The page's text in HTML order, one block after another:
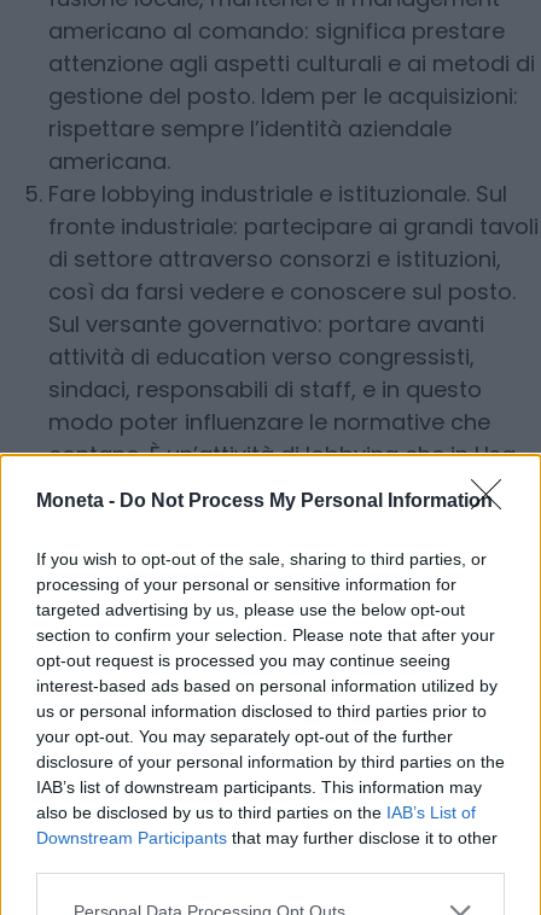
Moneta - Do Not Process My Personal Information
If you wish to opt-out of the sale, sharing to third parties, or
processing of your personal or sensitive information for
targeted advertising by us, please use the below opt-out
section to confirm your selection. Please note that after your
opt-out request is processed you may continue seeing
interest-based ads based on personal information utilized by
us or personal information disclosed to third parties prior to
your opt-out. You may separately opt-out of the further
disclosure of your personal information by third parties on the
IAB’s list of downstream participants. This information may
also be disclosed by us to third parties on the IAB’s List of
Downstream Participants that may further disclose it to other
Personal Data Processing Opt Outs
americano al comando: significa prestare
attenzione agli aspetti culturali e ai metodi di
gestione del posto. Idem per le acquisizioni:
rispettare sempre l’identità aziendale
americana.
Fare lobbying industriale e istituzionale. Sul
fronte industriale: partecipare ai grandi tavoli
di settore attraverso consorzi e istituzioni,
così da farsi vedere e conoscere sul posto.
Sul versante governativo: portare avanti
attività di education verso congressisti,
sindaci, responsabili di staff, e in questo
modo poter influenzare le normative che
contano. È un’attività di lobbying che in Usa
ha una storia antica e nobile, che richiede
grande preparazione e costanza.
Integrarsi nella vita americana. «Iscriversi
sempre alle associazioni di categoria –
raccomanda Marcenaro – e partecipare ai
loro eventi: è lì che si fa il business».
Fondamentale anche il rapporto con le
università e i centri di ricerca, tipicamente
molto integrati con l’industria americana,
assai più che in Italia. Sono tipi di “elevazione
sociale” che danno credibilità e abbinano il
know-how italiano allo stile del management
americano.